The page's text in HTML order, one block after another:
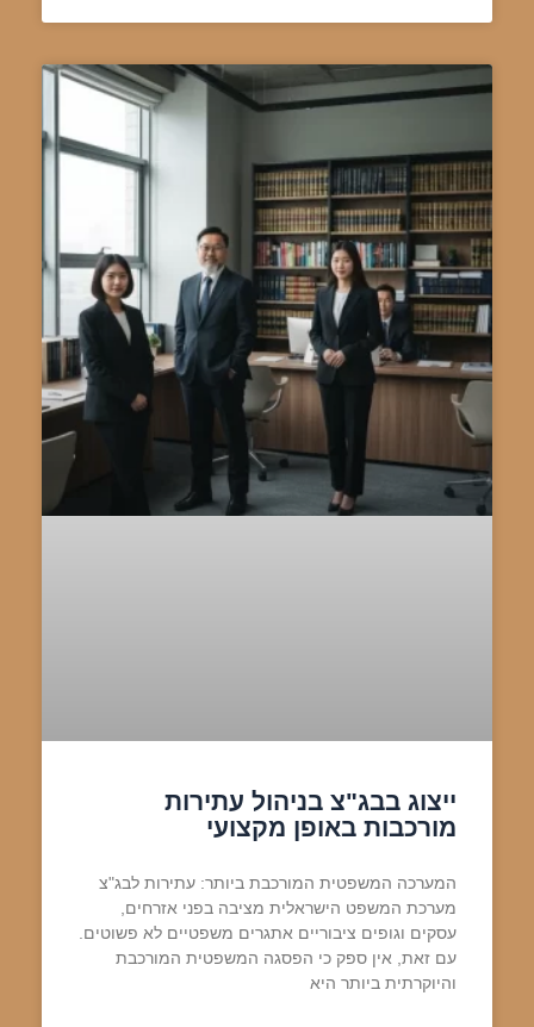
ייצוג בבג"צ בניהול עתירות
מורכבות באופן מקצועי
המערכה המשפטית המורכבת ביותר: עתירות לבג"צ
מערכת המשפט הישראלית מציבה בפני אזרחים,
עסקים וגופים ציבוריים אתגרים משפטיים לא פשוטים.
עם זאת, אין ספק כי הפסגה המשפטית המורכבת
והיוקרתית ביותר היא